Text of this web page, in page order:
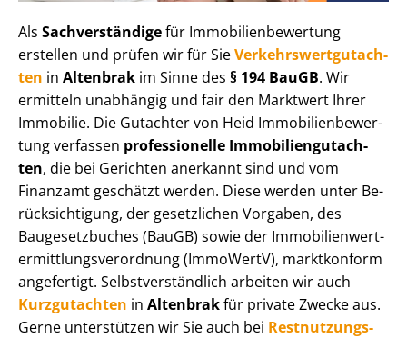
Als Sachverständigefür Im­mo­bi­li­en­be­wer­tung
erstellen und prüfen wir für SieVer­kehrs­wert­gut­ach­
ten in Altenbrak im Sinne des § 194 BauGB. Wir
ermitteln unabhängig und fair den Marktwert Ihrer
Immobilie. Die Gutachter von Heid Im­mo­bi­li­en­be­wer­
tung verfassen professionelle Im­mo­bi­li­en­gut­ach­
ten, die bei Gerichten anerkannt sind und vom
Finanzamt geschätzt werden. Diese werden unter Be­
rück­sich­ti­gung, der gesetzlichen Vorgaben, des
Baugesetzbuches (BauGB) sowie der Im­mo­bi­li­en­wert­
ermitt­lungs­ver­ord­nung (ImmoWertV), marktkonform
angefertigt. Selbst­ver­ständ­lich arbeiten wir auch
Kurzgutachten in Altenbrakfür private Zwecke aus.
Gerne unterstützen wir Sie auch bei Rest­nut­zungs­